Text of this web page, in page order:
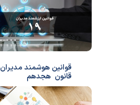
قوانین هوشمند مدیران
قانون هجدهم